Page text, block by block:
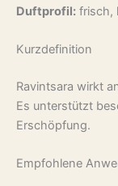
Duftprofil: frisch,
Kurzdefinition
Ravintsara wirkt
Es unterstützt
Erschöpfung.
Empfohlene